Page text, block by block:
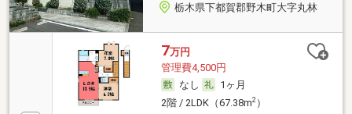
栃木県下都賀郡野木町大字丸林
7万円
管理費4,500円
なし
1ヶ月
2階 / 2LDK（67.38m2）